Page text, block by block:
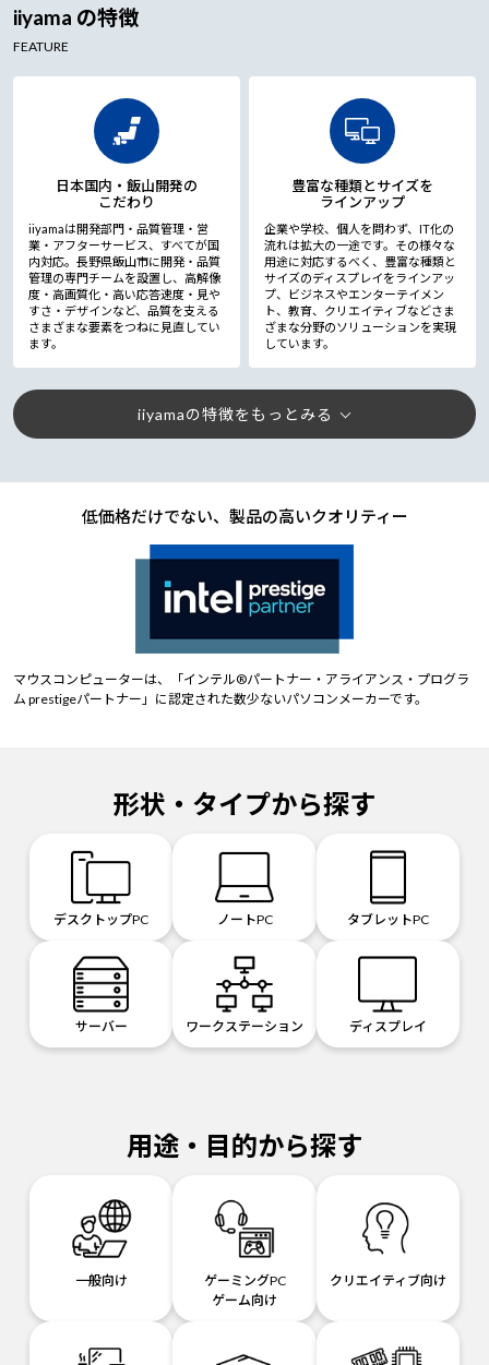
iiyama の特徴
FEATURE
日本国内・飯山開発の
こだわり
iiyamaは開発部門・品質管理・営
業・アフターサービス、すべてが国
内対応。長野県飯山市に開発・品質
管理の専門チームを設置し、高解像
度・高画質化・高い応答速度・見や
すさ・デザインなど、品質を支える
さまざまな要素をつねに見直してい
ます。
豊富な種類とサイズを
ラインアップ
企業や学校、個人を問わず、IT化の
流れは拡大の一途です。その様々な
用途に対応するべく、豊富な種類と
サイズのディスプレイをラインアッ
プ、ビジネスやエンターテイメン
ト、教育、クリエイティブなどさま
ざまな分野のソリューションを実現
しています。
iiyamaの特徴をもっとみる
低価格だけでない、製品の高いクオリティー
マウスコンピューターは、「インテル®パートナー・アライアンス・プログラ
ム prestigeパートナー」に認定された数少ないパソコンメーカーです。
形状・タイプから探す
デスクトップPC ノートPC タブレットPC
サーバー ワークステーション ディスプレイ
用途・目的から探す
一般向け
ゲーミングPC
ゲーム向け
クリエイティブ向け